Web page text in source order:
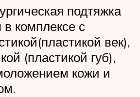
подтяжка
комплексе с
век),
(пластикой губ),
кожи и